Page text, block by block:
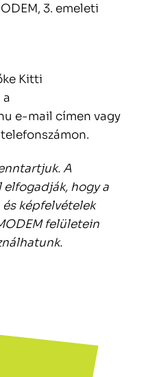
3. emeleti
Kitti
a
e-mail címen vagy
A
hogy a
képfelvételek
felületein